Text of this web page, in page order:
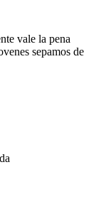
vale la pena
sepamos de